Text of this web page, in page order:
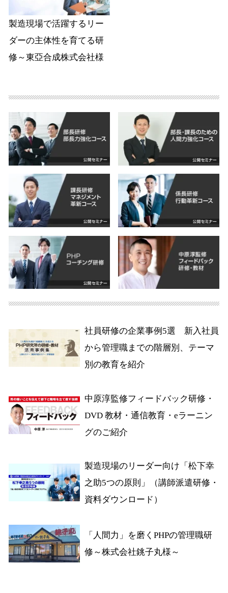
製造現場で活躍するリー
ダーの主体性を育てる研
修～東亞合成株式会社様
社員研修の企業事例5選 新入社員
から管理職までの階層別、テーマ
別の教育を紹介
中原淳監修フィードバック研修・
DVD 教材・通信教育・eラーニン
グのご紹介
製造現場のリーダー向け「松下幸
之助5つの原則」（講師派遣研修・
資料ダウンロード）
「人間力」を磨くPHPの管理職研
修～株式会社銚子丸様～